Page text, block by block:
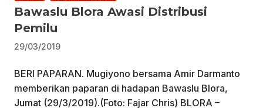
Bawaslu Blora Awasi Distribusi
Pemilu
29/03/2019
BERI PAPARAN. Mugiyono bersama Amir Darmanto
memberikan paparan di hadapan Bawaslu Blora,
Jumat (29/3/2019).(Foto: Fajar Chris) BLORA –